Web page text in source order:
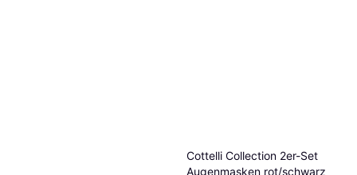
Cottelli Collection 2er-Set
Augenmasken rot/schwarz